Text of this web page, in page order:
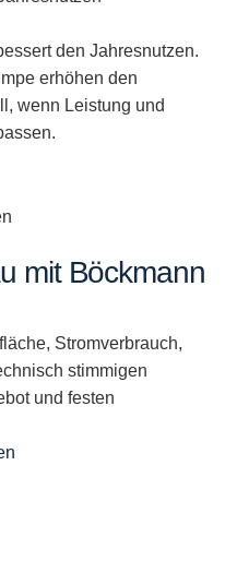
den Jahresnutzen.
erhöhen den
wenn Leistung und
mit Böckmann
Stromverbrauch,
stimmigen
und festen